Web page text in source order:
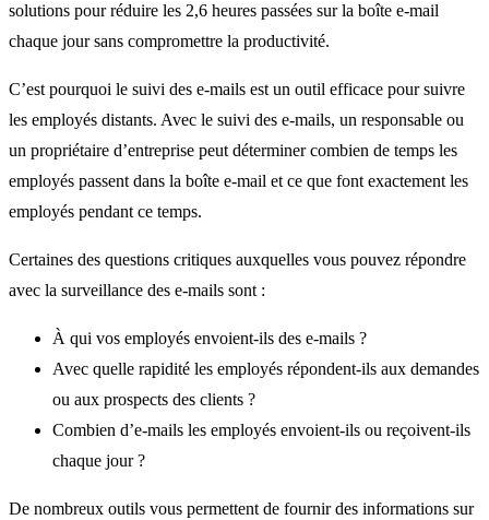
solutions pour réduire les 2,6 heures passées sur la boîte e-mail
chaque jour sans compromettre la productivité.
C’est pourquoi le suivi des e-mails est un outil efficace pour suivre
les employés distants. Avec le suivi des e-mails, un responsable ou
un propriétaire d’entreprise peut déterminer combien de temps les
employés passent dans la boîte e-mail et ce que font exactement les
employés pendant ce temps.
Certaines des questions critiques auxquelles vous pouvez répondre
avec la surveillance des e-mails sont :
À qui vos employés envoient-ils des e-mails ?
Avec quelle rapidité les employés répondent-ils aux demandes
ou aux prospects des clients ?
Combien d’e-mails les employés envoient-ils ou reçoivent-ils
chaque jour ?
De nombreux outils vous permettent de fournir des informations sur